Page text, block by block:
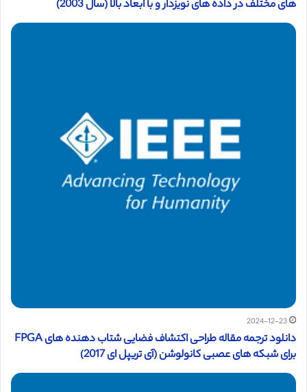
های مختلف در داده های نویزدار و با ابعاد بالا (سال 2003)
2024-12-23
دانلود ترجمه مقاله طراحی اکتشاف فضایی شتاب دهنده های FPGA
برای شبکه های عصبی کانولوشن (آی تریپل ای 2017)